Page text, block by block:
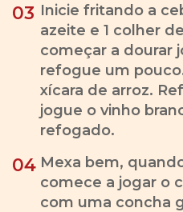
03 Inicie fritando a
azeite e 1 colher
começar a dourar
refogue um
xícara de arroz.
jogue o vinho
refogado.
04 Mexa bem,
comece a jogar o
com uma concha